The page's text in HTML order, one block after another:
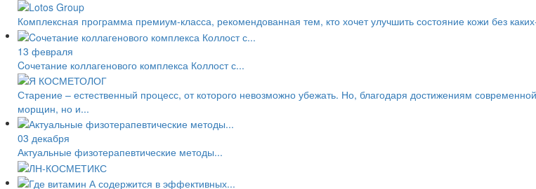
Комплексная программа премиум-класса, рекомендованная тем, кто хочет улучшить состояние кожи без
13 февраля
Cочетание коллагенового комплекса Коллост с...
Старение – естественный процесс, от которого невозможно убежать. Но, благодаря достижениям
морщин, но и...
03 декабря
Актуальные физотерапевтические методы...